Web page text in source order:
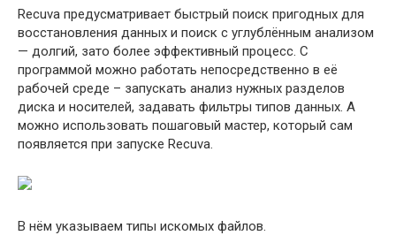
Recuva предусматривает быстрый поиск пригодных для
восстановления данных и поиск с углублённым анализом
— долгий, зато более эффективный процесс. С
программой можно работать непосредственно в её
рабочей среде – запускать анализ нужных разделов
диска и носителей, задавать фильтры типов данных. А
можно использовать пошаговый мастер, который сам
появляется при запуске Recuva.
В нём указываем типы искомых файлов.